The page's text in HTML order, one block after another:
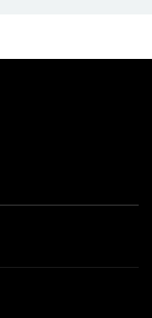
নিয়ে
সংবাদ
সরকারের